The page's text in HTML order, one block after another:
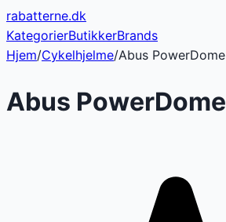
rabatterne.dk
KategorierButikkerBrands
Hjem/Cykelhjelme/Abus PowerDome
Abus PowerDome